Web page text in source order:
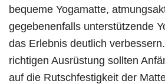
bequeme Yogamatte,
gegebenenfalls unterstützende
das Erlebnis deutlich
richtigen Ausrüstung sollten
auf die Rutschfestigkeit der